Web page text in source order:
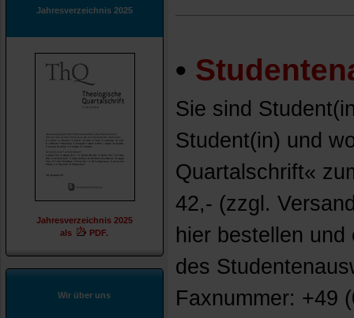
Jahresverzeichnis 2025
Jahresverzeichnis 2025
als
PDF.
Wir über uns
•
Sie sind
Student(in) und
Quartalschrift«
42,- (zzgl.
hier bestellen
des
Faxnummer: +49